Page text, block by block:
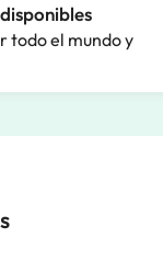
todo el mundo y